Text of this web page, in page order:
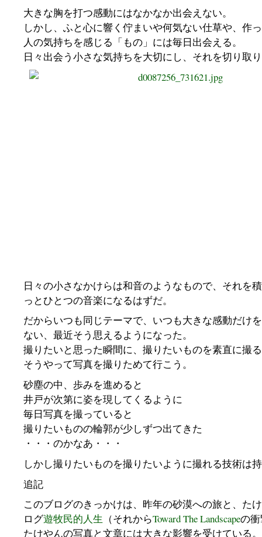
大きな胸を打つ感動にはなかなか出会えない。
しかし、ふと心に響く佇まいや何気ない仕草や、作
人の気持ちを感じる「もの」には毎日出会える。
日々出会う小さな気持ちを大切にし、それを切り取
日々の小さなかけらは和音のようなもので、それを
っとひとつの音楽になるはずだ。
だからいつも同じテーマで、いつも大きな感動だけ
ない、最近そう思えるようになった。
撮りたいと思った瞬間に、撮りたいものを素直に撮
そうやって写真を撮りためて行こう。
砂塵の中、歩みを進めると
井戸が次第に姿を現してくるように
毎日写真を撮っていると
撮りたいものの輪郭が少しずつ出てきた
・・・のかなあ・・・
しかし撮りたいものを撮りたいように撮れる技術は
追記
このブログのきっかけは、昨年の砂漠への旅と、た
ログ遊牧民的人生 （それからToward The Landscapeの
たけやんの写真と文章には大きな影響を受けている。